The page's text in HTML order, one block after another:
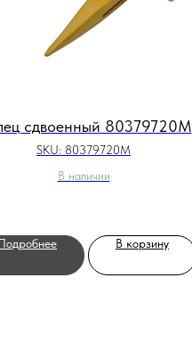
сдвоенный 80379720M
SKU: 80379720M
В наличии
В корзину